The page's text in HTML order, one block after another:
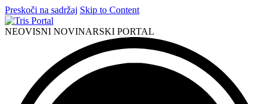
Preskoči na sadržaj Skip to Content
NEOVISNI NOVINARSKI PORTAL